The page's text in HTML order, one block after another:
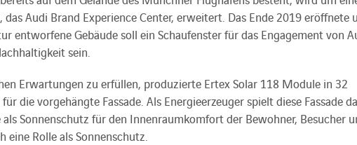
Audi Brand Experience Center, erweitert. Das Ende 2019 eröffnete
entworfene Gebäude soll ein Schaufenster für das Engagement von
sein.
Erwartungen zu erfüllen, produzierte Ertex Solar 118 Module in 32
die vorgehängte Fassade. Als Energieerzeuger spielt diese Fassade
Sonnenschutz für den Innenraumkomfort der Bewohner, Besucher
eine Rolle als Sonnenschutz.